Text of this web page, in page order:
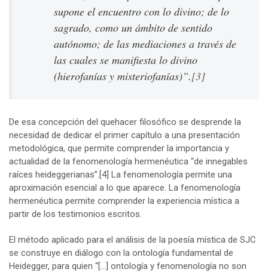
supone el encuentro con lo divino; de lo
sagrado, como un ámbito de sentido
autónomo; de las mediaciones a través de
las cuales se manifiesta lo divino
(hierofanías y misteriofanías)”.[3]
De esa concepción del quehacer filosófico se desprende la
necesidad de dedicar el primer capítulo a una presentación
metodológica, que permite comprender la importancia y
actualidad de la fenomenología hermenéutica “de innegables
raíces heideggerianas”.[4] La fenomenología permite una
aproximación esencial a lo que aparece. La fenomenología
hermenéutica permite comprender la experiencia mística a
partir de los testimonios escritos.
El método aplicado para el análisis de la poesía mística de SJC
se construye en diálogo con la ontología fundamental de
Heidegger, para quien “[…] ontología y fenomenología no son